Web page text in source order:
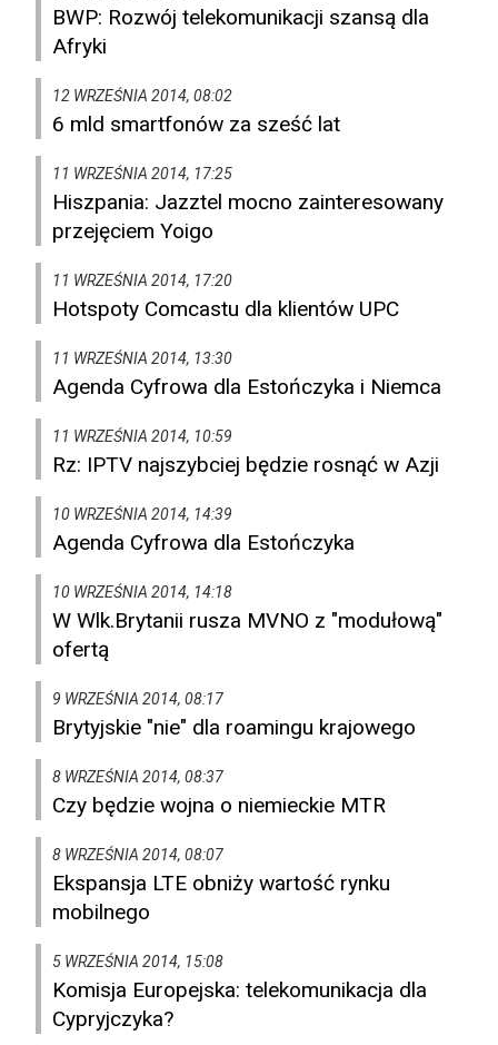
BWP: Rozwój telekomunikacji szansą dla
Afryki
12 WRZEŚNIA 2014, 08:02
6 mld smartfonów za sześć lat
11 WRZEŚNIA 2014, 17:25
Hiszpania: Jazztel mocno zainteresowany
przejęciem Yoigo
11 WRZEŚNIA 2014, 17:20
Hotspoty Comcastu dla klientów UPC
11 WRZEŚNIA 2014, 13:30
Agenda Cyfrowa dla Estończyka i Niemca
11 WRZEŚNIA 2014, 10:59
Rz: IPTV najszybciej będzie rosnąć w Azji
10 WRZEŚNIA 2014, 14:39
Agenda Cyfrowa dla Estończyka
10 WRZEŚNIA 2014, 14:18
W Wlk.Brytanii rusza MVNO z "modułową"
ofertą
9 WRZEŚNIA 2014, 08:17
Brytyjskie "nie" dla roamingu krajowego
8 WRZEŚNIA 2014, 08:37
Czy będzie wojna o niemieckie MTR
8 WRZEŚNIA 2014, 08:07
Ekspansja LTE obniży wartość rynku
mobilnego
5 WRZEŚNIA 2014, 15:08
Komisja Europejska: telekomunikacja dla
Cypryjczyka?